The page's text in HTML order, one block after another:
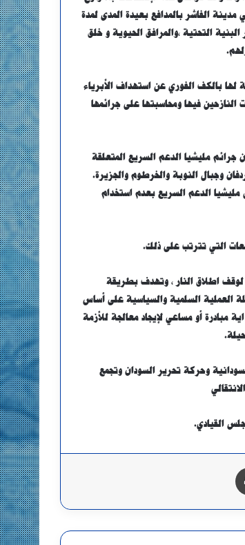
الفاشر بالمدافع بعيدة المدى لمدة
التحتية ،والمرافق الحيوية و خلق
لها بالكف الفوري عن استهداف الأبرياء
فيها ومحاسبتها على جرائمها
مليشيا الدعم السريع المتعلقة
وجبال النوبة والخرطوم والجزيرة.
ترتكز على مخرجات إعلان جدة في ١١ مايو ٢٠٢٣ و على حمل مليشيا الدعم السريع بعدم استخدام
التي تترتب على ذلك.
لوقف اطلاق النار ، وتهدف بطريقة
العملية السلمية والسياسية على أساس
مبادرة أو مساعي لإيجاد معالجة للأزمة
وحركة تحرير السودان وتجمع
القيادي.